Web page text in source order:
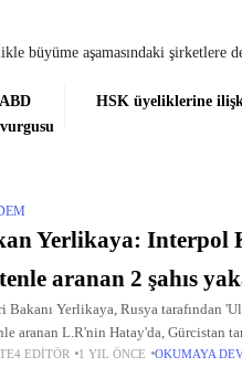
büyüme aşamasındaki şirketlere
HSK üyeliklerine
Yerlikaya: Interpol
aranan 2 şahıs
Bakanı Yerlikaya, Rusya tarafından
aranan L.R'nin Hatay'da, Gürcistan
yeşil bültenle aranan B. P'nin de
EDITÖR 1 YIL ÖNCE OKUMAYA